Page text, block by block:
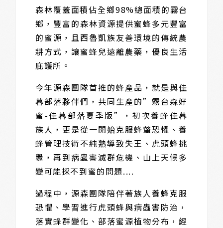
森林覆蓋面積佔全鄉98%總面積的霧台
鄉，豐富的森林資源提供蜜蜂多元豐富
的蜜源，且西魯凱族友善環境的傳統農
耕方式，讓蜜蜂兒遠離農藥，優良生活
庇護所。
今年源森團隊首推的蜂產品，就是與佳
暮部落夥伴們，共同生產的”霧台森好
蜜-佳暮部落夏季版”，初次養蜂佳暮
族人，更是從一開始克服蜂螫恐懼、養
蜂管理技術不純熟導致失王、虎頭蜂挑
釁，再到病蟲害滅群危機、山上天候多
變可能採不到蜜的問題....
過程中，源森團隊陪伴著族人養蜂克服
恐懼、學習進行虎頭蜂與病蟲害防治，
落實蜂群變化、部落蜜源植物分布，經